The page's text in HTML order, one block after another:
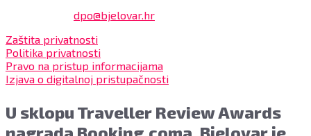
dpo@bjelovar.hr
Zaštita privatnosti
Politika privatnosti
Pravo na pristup informacijama
Izjava o digitalnoj pristupačnosti
U sklopu Traveller Review Awards
nagrada Booking.coma, Bjelovar je